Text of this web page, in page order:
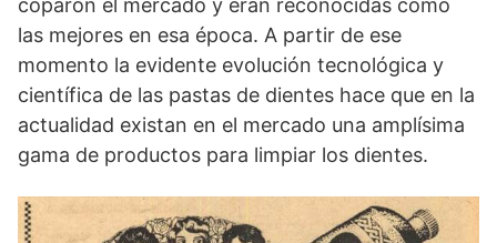
coparon el mercado y eran reconocidas como
las mejores en esa época. A partir de ese
momento la evidente evolución tecnológica y
científica de las pastas de dientes hace que en la
actualidad existan en el mercado una amplísima
gama de productos para limpiar los dientes.